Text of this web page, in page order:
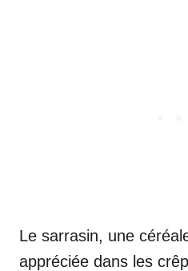
Le sarrasin, une
appréciée dans les